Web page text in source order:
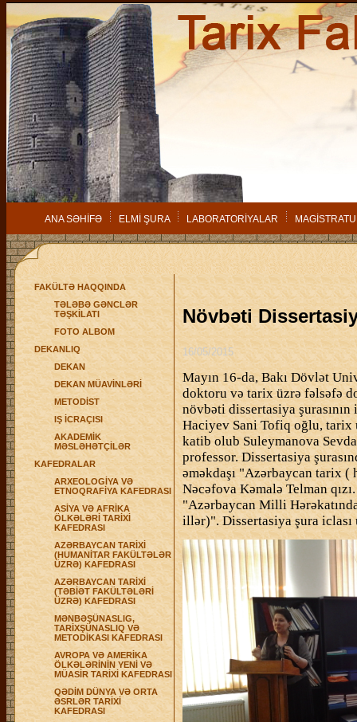
ANA SƏHİFƏ ELMİ ŞURA LABORATORİYALAR
FAKÜLTƏ HAQQINDA
TƏLƏBƏ GƏNCLƏR
TƏŞKİLATI
FOTO ALBOM
DEKANLIQ
DEKAN
DEKAN MÜAVİNLƏRİ
METODİST
IŞ İCRAÇISI
AKADEMİK
MƏSLƏHƏTÇİLƏR
KAFEDRALAR
ARXEOLOGİYA VƏ
ETNOQRAFİYA KAFEDRASI
ASİYA VƏ AFRİKA
ÖLKƏLƏRİ TARİXİ
KAFEDRASI
AZƏRBAYCAN TARİXİ
(HUMANİTAR FAKÜLTƏLƏR
ÜZRƏ) KAFEDRASI
AZƏRBAYCAN TARİXİ
(TƏBİƏT FAKÜLTƏLƏRİ
ÜZRƏ) KAFEDRASI
MƏNBƏŞÜNASLIG,
TARİXŞÜNASLIQ VƏ
METODİKASI KAFEDRASI
AVROPA VƏ AMERİKA
ÖLKƏLƏRİNİN YENİ VƏ
MÜASİR TARİXİ KAFEDRASI
QƏDİM DÜNYA VƏ ORTA
ƏSRLƏR TARİXİ
KAFEDRASI
Növbəti
16/05/2015
Mayın 16-da, Bakı Dövlət
doktoru və tarix üzrə fəlsəfə
növbəti dissertasiya
Haciyev Sani Tofiq oğlu, tarix
katib olub Suleymanova
professor. Dissertasiya
əməkdaşı "Azərbaycan tarix (
Nəcəfova Kəmalə Telman
"Azərbaycan Milli
illər)". Dissertasiya şura